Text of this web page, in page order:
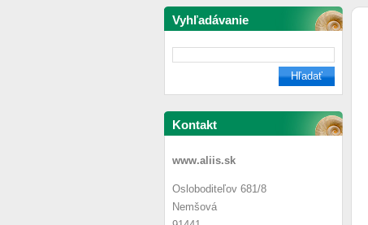
Vyhľadávanie
Kontakt
www.aliis.sk
Osloboditeľov 681/8
Nemšová